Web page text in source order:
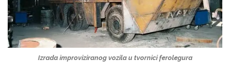
Izrada improviziranog vozila u tvornici ferolegura